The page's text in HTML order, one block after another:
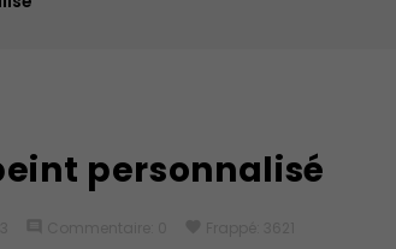
personnalisé